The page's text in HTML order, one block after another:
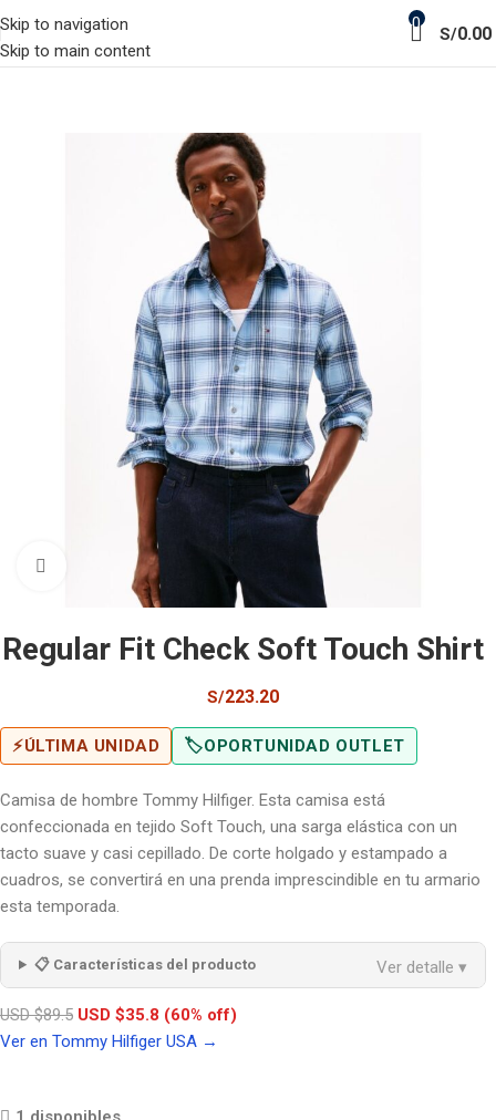
Skip to navigation
Skip to main content
0
S/0.00
Click to enlarge
Regular Fit Check Soft Touch Shirt
S/223.20
⚡ÚLTIMA UNIDAD 🏷️OPORTUNIDAD OUTLET
Camisa de hombre Tommy Hilfiger. Esta camisa está
confeccionada en tejido Soft Touch, una sarga elástica con un
tacto suave y casi cepillado. De corte holgado y estampado a
cuadros, se convertirá en una prenda imprescindible en tu armario
esta temporada.
Ver detalle ▾
📋 Características del producto
USD $89.5 USD $35.8 (60% off)
Ver en Tommy Hilfiger USA →